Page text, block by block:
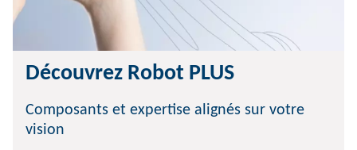
Découvrez Robot PLUS
Composants et expertise alignés sur votre
vision